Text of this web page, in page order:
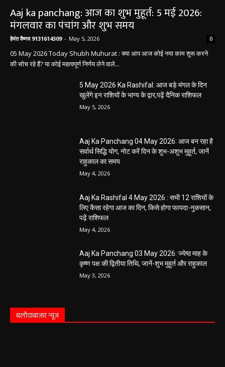
Aaj ka panchang: आज का शुभ मुहूर्त: 5 मई 2026:
मंगलवार का पंचांग और शुभ समय
हेमंत वैष्णव 9131614309 - May 5, 2026 0
05 May 2026 Today Shubh Muhurat : क्या आप आज कोई नया काम शुरू करने
की सोच रहे हैं? या कोई महत्वपूर्ण निर्णय लेने वाले...
5 May 2026 Ka Rashifal: आज बड़े मंगल के दिन
खुलेंगे इन राशियों के भाग्य के द्वार,पढ़ें दैनिक राशिफल
May 5, 2026
Aaj Ka Panchang 04 May 2026: आज बन रहा है
सर्वार्थ सिद्धि योग, नोट करें दिन के शुभ-अशुभ मुहूर्त, जानें
राहुकाल का समय
May 4, 2026
Aaj Ka Rashifal 4 May 2026 : सभी 12 राशियों के
लिए कैसा रहेगा आज का दिन, किसे होगा फायदा-नुकसान,
पढ़ें राशिफल
May 4, 2026
Aaj Ka Panchang 03 May 2026: ज्येष्ठ माह के
कृष्ण पक्ष की द्वितीया तिथि, जानें-शुभ मुहूर्त और राहुकाल
May 3, 2026
बलौदाबाज़ार न्यूज़